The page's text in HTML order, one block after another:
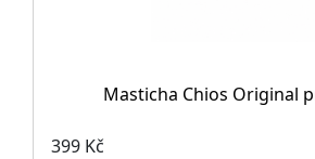
Masticha Chios Original
399 Kč